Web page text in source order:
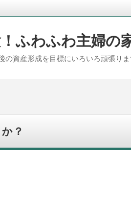
ふわふわ主婦の
資産形成を目標にいろいろ頑張り
？